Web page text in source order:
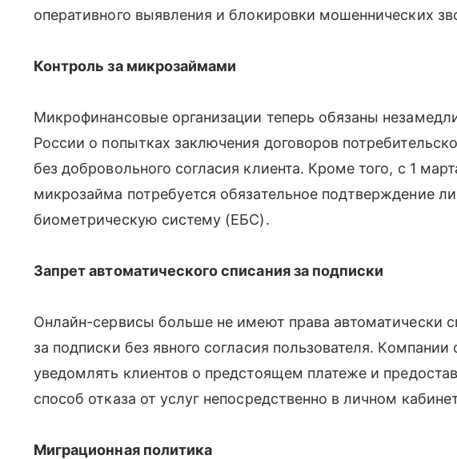
оперативного выявления и блокировки мошеннических
Контроль за микрозаймами
Микрофинансовые организации теперь обязаны
России о попытках заключения договоров
без добровольного согласия клиента. Кроме того, с 1
микрозайма потребуется обязательное подтверждение
биометрическую систему (ЕБС).
Запрет автоматического списания за подписки
Онлайн-сервисы больше не имеют права автоматически
за подписки без явного согласия пользователя. Компании
уведомлять клиентов о предстоящем платеже и
способ отказа от услуг непосредственно в личном
Миграционная политика